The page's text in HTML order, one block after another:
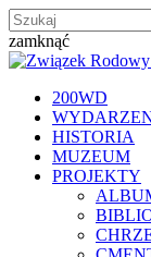
Skip
to
main
zamknąć
Zamknij
szukaj
Menu
200WD
HISTORIA
MUZEUM
PROJEKTY